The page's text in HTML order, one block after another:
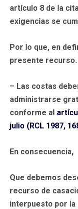
artículo 8 de la
exigencias se
Por lo que, en
presente recurso.
– Las costas
administrarse
conforme al
julio (RCL 1987,
En consecuencia,
Que debemos
recurso de
interpuesto por la